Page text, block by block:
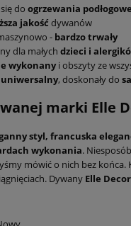
do ogrzewania
jakość dywanów
- bardzo trwały
dla małych dzieci i
wykonanyi obszyty ze
uniwersalny, doskonały do
marki Elle
styl, francuska
wykonania.
mówić o nich bez końca.
Dywany Elle